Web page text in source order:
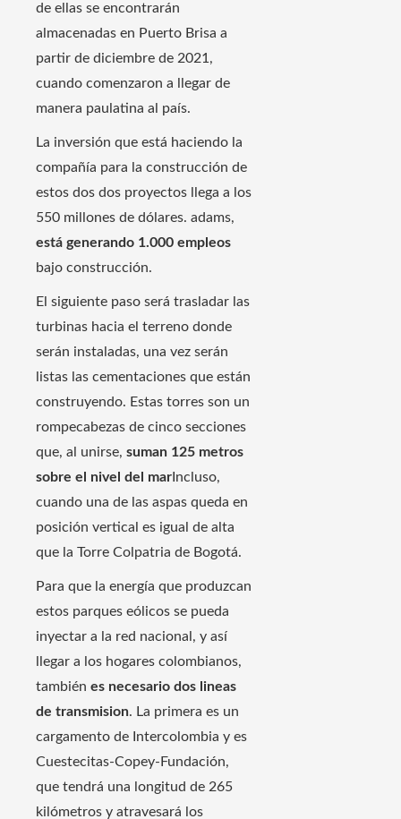
de ellas se encontrarán
almacenadas en Puerto Brisa a
partir de diciembre de 2021,
cuando comenzaron a llegar de
manera paulatina al país.
La inversión que está haciendo la
compañía para la construcción de
estos dos dos proyectos llega a los
550 millones de dólares. adams,
está generando 1.000 empleos
bajo construcción.
El siguiente paso será trasladar las
turbinas hacia el terreno donde
serán instaladas, una vez serán
listas las cementaciones que están
construyendo. Estas torres son un
rompecabezas de cinco secciones
que, al unirse, suman 125 metros
sobre el nivel del mar Incluso,
cuando una de las aspas queda en
posición vertical es igual de alta
que la Torre Colpatria de Bogotá.
Para que la energía que produzcan
estos parques eólicos se pueda
inyectar a la red nacional, y así
llegar a los hogares colombianos,
también es necesario dos lineas
de transmision. La primera es un
cargamento de Intercolombia y es
Cuestecitas-Copey-Fundación,
que tendrá una longitud de 265
kilómetros y atravesará los